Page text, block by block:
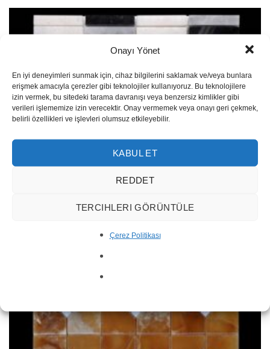
Onayı Yönet
En iyi deneyimleri sunmak için, cihaz bilgilerini saklamak ve/veya bunlara
erişmek amacıyla çerezler gibi teknolojiler kullanıyoruz. Bu teknolojilere
izin vermek, bu sitedeki tarama davranışı veya benzersiz kimlikler gibi
verileri işlememize izin verecektir. Onay vermemek veya onayı geri çekmek,
belirli özellikleri ve işlevleri olumsuz etkileyebilir.
KABUL ET
REDDET
TERCIHLERI GÖRÜNTÜLE
Çerez Politikası